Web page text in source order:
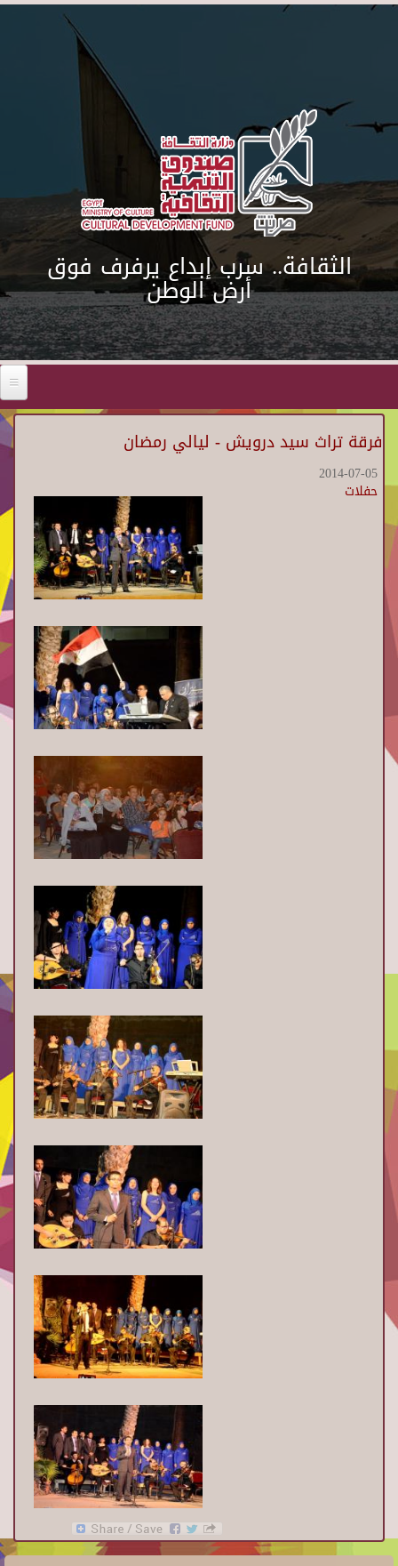
Skip to main content
الثقافة.. سرب إبداع يرفرف فوق
أرض الوطن
فرقة تراث سيد درويش - ليالي رمضان
2014-07-05
حفلات